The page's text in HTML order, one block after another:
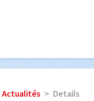
Actualités Details